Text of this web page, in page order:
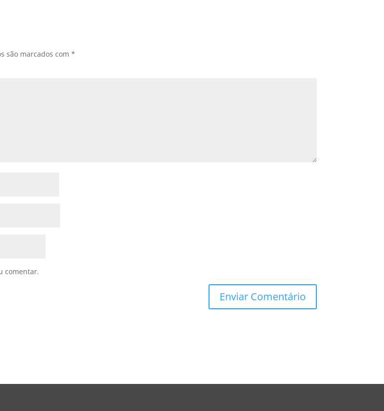
são marcados com*
comentar.